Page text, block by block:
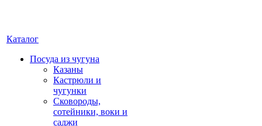
Каталог
Посуда из чугуна
Казаны
Кастрюли и
чугунки
Сковороды,
сотейники, воки и
саджи